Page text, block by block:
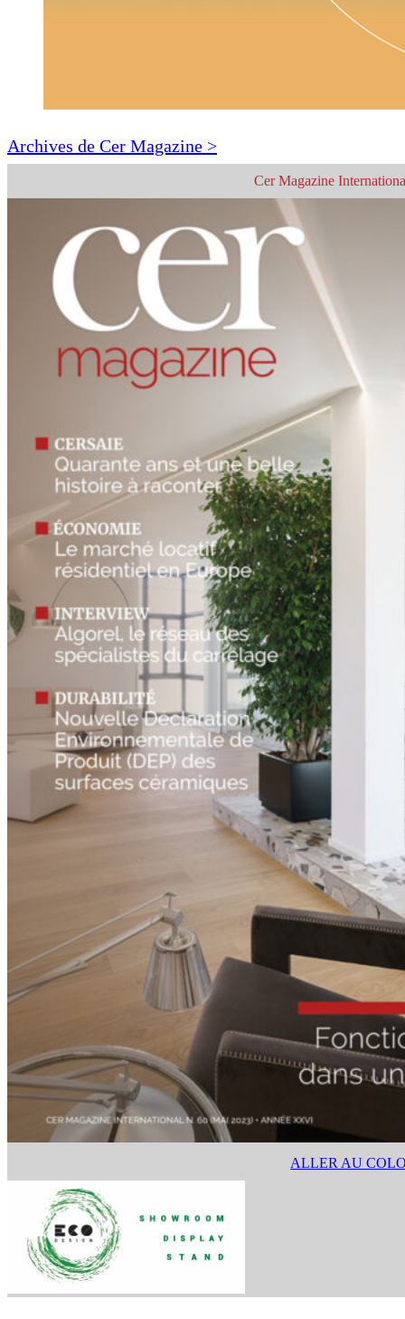
Archives de Cer Magazine >
Cer Magazine
ALLER AU